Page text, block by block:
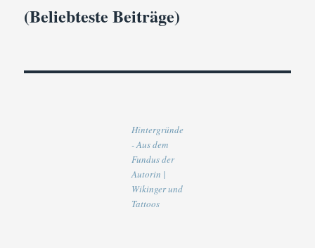
(Beliebteste Beiträge)
Hintergründe
- Aus dem
Fundus der
Autorin |
Wikinger und
Tattoos